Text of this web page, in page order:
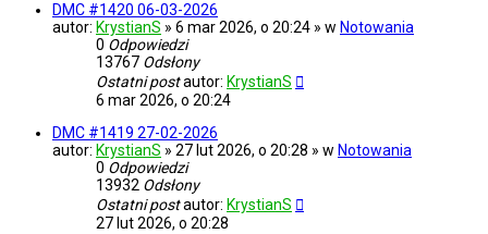
DMC #1420 06-03-2026
autor: KrystianS » 6 mar 2026, o 20:24 » w Notowania
0 Odpowiedzi
13767 Odsłony
Ostatni postautor: KrystianS
6 mar 2026, o 20:24
DMC #1419 27-02-2026
autor: KrystianS » 27 lut 2026, o 20:28 » w Notowania
0 Odpowiedzi
13932 Odsłony
Ostatni postautor: KrystianS
27 lut 2026, o 20:28